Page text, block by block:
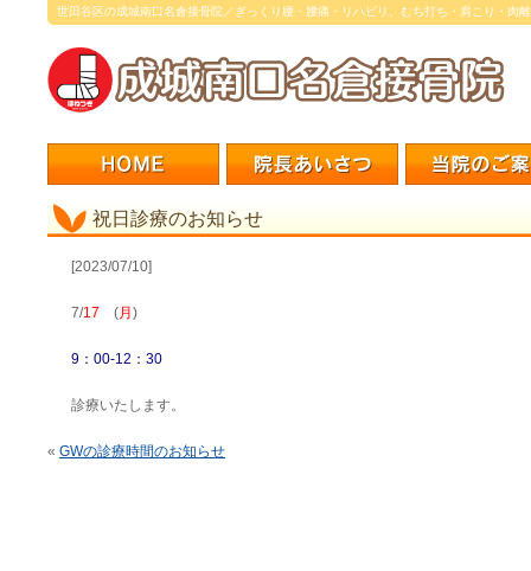
世田谷区の成城南口名倉接骨院／ぎっくり腰・腰痛・リハビリ、むち打ち・肩こり・肉
祝日診療のお知らせ
[2023/07/10]
7/17 (月 )
9：00-12：30
診療いたします。
« GWの診療時間のお知らせ